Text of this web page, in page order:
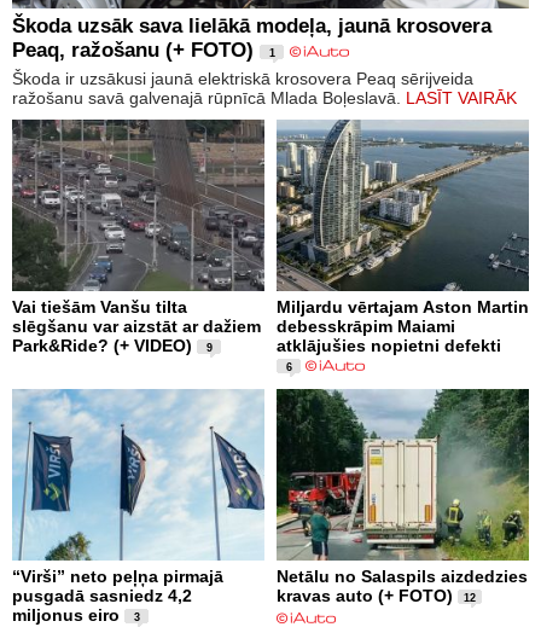
Škoda uzsāk sava lielākā modeļa, jaunā krosovera
Peaq, ražošanu (+ FOTO)
1
Škoda ir uzsākusi jaunā elektriskā krosovera Peaq sērijveida
ražošanu savā galvenajā rūpnīcā Mlada Boļeslavā. LASĪT VAIRĀK
Vai tiešām Vanšu tilta
slēgšanu var aizstāt ar dažiem
Park&Ride? (+ VIDEO)
9
Miljardu vērtajam Aston Martin
debesskrāpim Maiami
atklājušies nopietni defekti
6
“Virši” neto peļņa pirmajā
pusgadā sasniedz 4,2
miljonus eiro
3
Netālu no Salaspils aizdedzies
kravas auto (+ FOTO)
12